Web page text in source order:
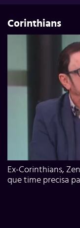
Corinthians
Ex-Corinthians,
que time precisa